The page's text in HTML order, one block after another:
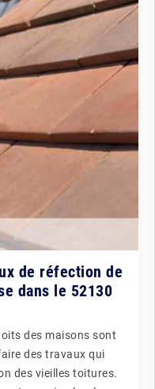
de réfection de
dans le 52130
des maisons sont
des travaux qui
des vieilles toitures.